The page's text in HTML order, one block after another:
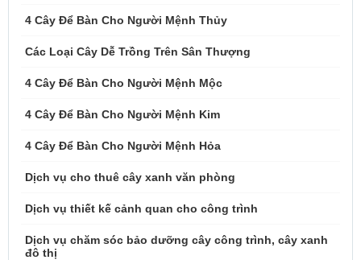
4 Cây Để Bàn Cho Người Mệnh Thủy
Các Loại Cây Dễ Trồng Trên Sân Thượng
4 Cây Để Bàn Cho Người Mệnh Mộc
4 Cây Để Bàn Cho Người Mệnh Kim
4 Cây Để Bàn Cho Người Mệnh Hỏa
Dịch vụ cho thuê cây xanh văn phòng
Dịch vụ thiết kế cảnh quan cho công trình
Dịch vụ chăm sóc bảo dưỡng cây công trình, cây xanh
đô thị